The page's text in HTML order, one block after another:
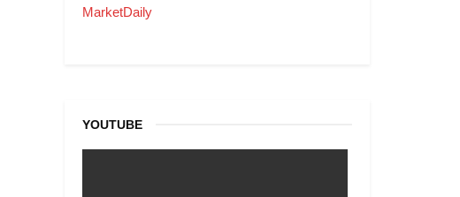
MarketDaily
YOUTUBE